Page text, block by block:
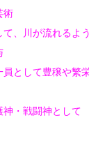
術
て、川が流れるよ
員として豊穣や繁
神・戦闘神として